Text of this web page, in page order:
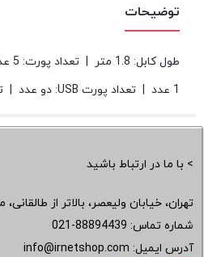
توضیحات
1 عدد | تعداد پورت USB: دو عدد | تعداد پریز: 2 عدد
> با ما در ارتباط باشید
تهران، خیابان ولیعصر، بالاتر از طالقانی،
شماره تماس: 021-88894439
آدرس ایمیل: info@irnetshop.com